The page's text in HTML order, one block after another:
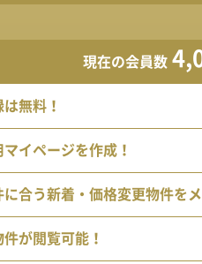
現在の会員数
無料！
イページを作成！
に合う新着・価格変更物件をメ
が閲覧可能！